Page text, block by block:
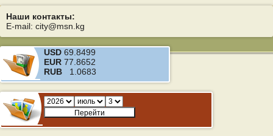
Наши контакты:
E-mail: city@msn.kg
USD 69.8499
EUR 77.8652
RUB 1.0683